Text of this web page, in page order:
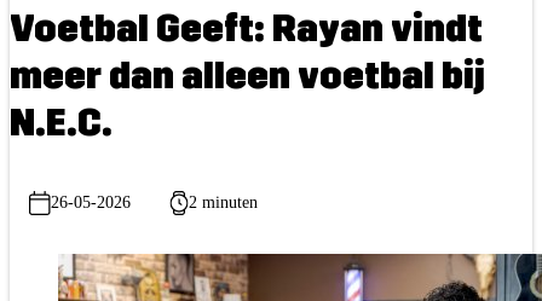
Voetbal Geeft: Rayan vindt
meer dan alleen voetbal bij
N.E.C.
26-05-2026 2 minuten